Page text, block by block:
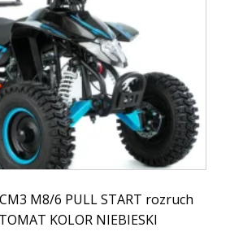
M8/6 PULL START rozruch
KOLOR NIEBIESKI